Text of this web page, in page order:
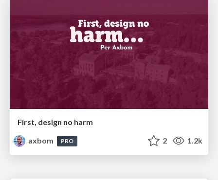
First, design no harm
axbom
PRO 2 1.2k